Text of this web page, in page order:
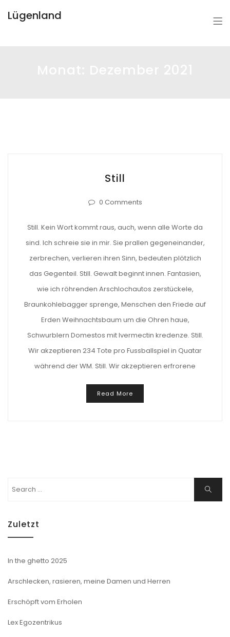
Lügenland
Still
0 Comments
Still. Kein Wort kommt raus, auch, wenn alle Worte da
sind. Ich schreie sie in mir. Sie prallen gegeneinander,
zerbrechen, verlieren ihren Sinn, bedeuten plötzlich
das Gegenteil. Still. Gewalt beginnt innen. Fantasien,
wie ich röhrenden Arschlochautos zerstückele,
Braunkohlebagger sprenge, Menschen den Friede auf
Erden Weihnachtsbaum um die Ohren haue,
Schwurblern Domestos mit Ivermectin kredenze. Still.
Wir akzeptieren 234 Tote pro Fussballspiel in Quatar
während der WM. Still. Wir akzeptieren erfrorene
Read More
Search
Zuletzt
In the ghetto 2025
Arschlecken, rasieren, meine Damen und Herren
Erschöpft vom Erholen
Lex Egozentrikus